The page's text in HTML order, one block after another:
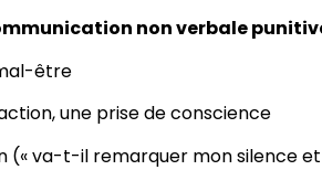
non verbale
être
une prise de conscience
(« va-t-il remarquer mon silence